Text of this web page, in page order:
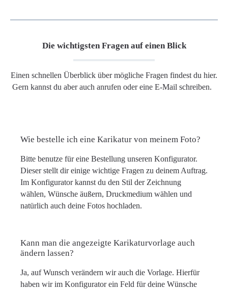
Die wichtigsten Fragen auf einen Blick
Einen schnellen Überblick über mögliche Fragen findest du hier.
Gern kannst du aber auch anrufen oder eine E-Mail schreiben.
Wie bestelle ich eine Karikatur von meinem Foto?
Bitte benutze für eine Bestellung unseren Konfigurator.
Dieser stellt dir einige wichtige Fragen zu deinem Auftrag.
Im Konfigurator kannst du den Stil der Zeichnung
wählen, Wünsche äußern, Druckmedium wählen und
natürlich auch deine Fotos hochladen.
Kann man die angezeigte Karikaturvorlage auch
ändern lassen?
Ja, auf Wunsch verändern wir auch die Vorlage. Hierfür
haben wir im Konfigurator ein Feld für deine Wünsche